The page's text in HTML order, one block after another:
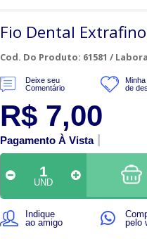
Fio Dental
Cod. Do Produto: 61581 /
Deixe seu
Comentário
de
R$ 7,00
Pagamento À Vista
UND
Indique
ao amigo
pelo